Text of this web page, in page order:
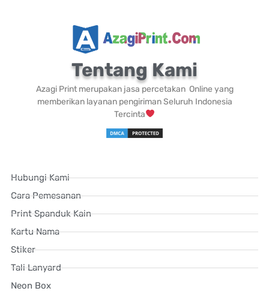
Tentang Kami
Azagi Print merupakan jasa percetakan Online yang
memberikan layanan pengiriman Seluruh Indonesia
Tercinta
Hubungi Kami
Cara Pemesanan
Print Spanduk Kain
Kartu Nama
Stiker
Tali Lanyard
Neon Box